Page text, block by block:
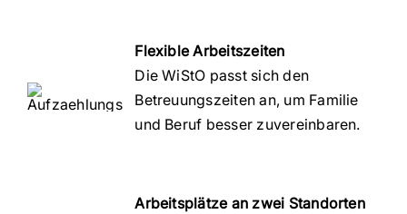
Flexible Arbeitszeiten
Die WiStO passt sich den
Betreuungszeiten an, um Familie
und Beruf besser zuvereinbaren.
Arbeitsplätze an zwei Standorten